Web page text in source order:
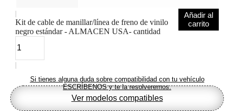
Kit de cable de manillar/línea de freno de vinilo
negro estándar - ALMACEN USA- cantidad
Añadir al
carrito
Si tienes alguna duda sobre compatibilidad con tu vehículo
ESCRÍBENOS y te la resolveremos.
Ver modelos compatibles